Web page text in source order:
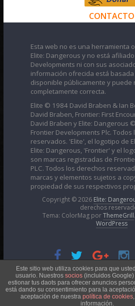
CONTACTO
Esta web no es una herramienta
Elite: Dangerous y no está
Developments ni con sus
información ofrecida está
disponible públicamente y puede
completamente correcta.
Elite © 1984 David Braben & Ian
David Braben, Frontier: First
David Braben y Elite: Dangerous
Frontier Developments Plc. Todos
reservados. 'Elite', el logotipo de
Elite: Dangerous, 'Frontier' y el
son marcas registradas de
PLC. Todos los derechos
marcas y elementos sujetos a
propiedad de sus respectivos
Copyright © 2026 Elite:
derechos
Tema: ColorMag porThemeGrill
WordPress
Esta obra está bajo una
Atribución-NoComercial 4.0 Internacional
Este sitio web utiliza cookies para que
usuario. Nuestros socios (incluidos
estionar tus daots para ofrecer anuncios
está dando su consentimiento para la
aceptación de nuestra política de cookies
información.